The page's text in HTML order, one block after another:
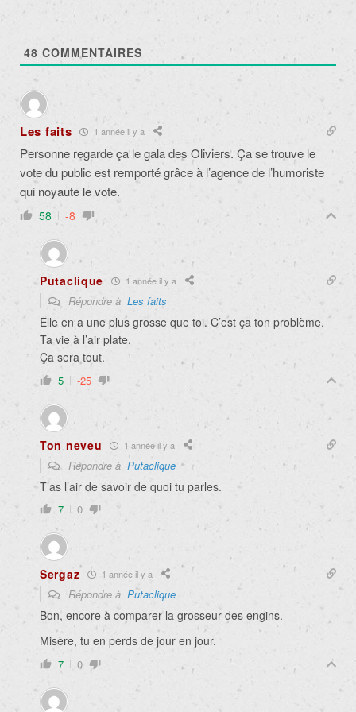
48 COMMENTAIRES
Les faits 1 année il y a
Personne regarde ça le gala des Oliviers. Ça se trouve le
vote du public est remporté grâce à l’agence de l’humoriste
qui noyaute le vote.
58 -8
Putaclique 1 année il y a
Répondre à Les faits
Elle en a une plus grosse que toi. C’est ça ton problème.
Ta vie à l’air plate.
Ça sera tout.
5 -25
Ton neveu 1 année il y a
Répondre à Putaclique
T’as l’air de savoir de quoi tu parles.
7 0
Sergaz 1 année il y a
Répondre à Putaclique
Bon, encore à comparer la grosseur des engins.
Misère, tu en perds de jour en jour.
7 0